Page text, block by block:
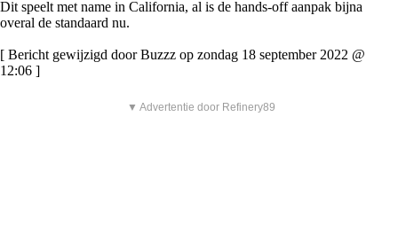
Dit speelt met name in California, al is de hands-off aanpak bijna
overal de standaard nu.
[ Bericht gewijzigd door Buzzz op zondag 18 september 2022 @
12:06 ]
▼ Advertentie door Refinery89